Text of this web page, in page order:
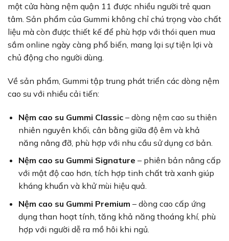
một cửa hàng nệm quận 11 được nhiều người trẻ quan
tâm. Sản phẩm của Gummi không chỉ chú trọng vào chất
liệu mà còn được thiết kế để phù hợp với thói quen mua
sắm online ngày càng phổ biến, mang lại sự tiện lợi và
chủ động cho người dùng.
Về sản phẩm, Gummi tập trung phát triển các dòng nệm
cao su với nhiều cải tiến:
Nệm cao su Gummi Classic– dòng nệm cao su thiên
nhiên nguyên khối, cân bằng giữa độ êm và khả
năng nâng đỡ, phù hợp với nhu cầu sử dụng cơ bản.
Nệm cao su Gummi Signature – phiên bản nâng cấp
với mật độ cao hơn, tích hợp tinh chất trà xanh giúp
kháng khuẩn và khử mùi hiệu quả.
Nệm cao su Gummi Premium – dòng cao cấp ứng
dụng than hoạt tính, tăng khả năng thoáng khí, phù
hợp với người dễ ra mồ hôi khi ngủ.